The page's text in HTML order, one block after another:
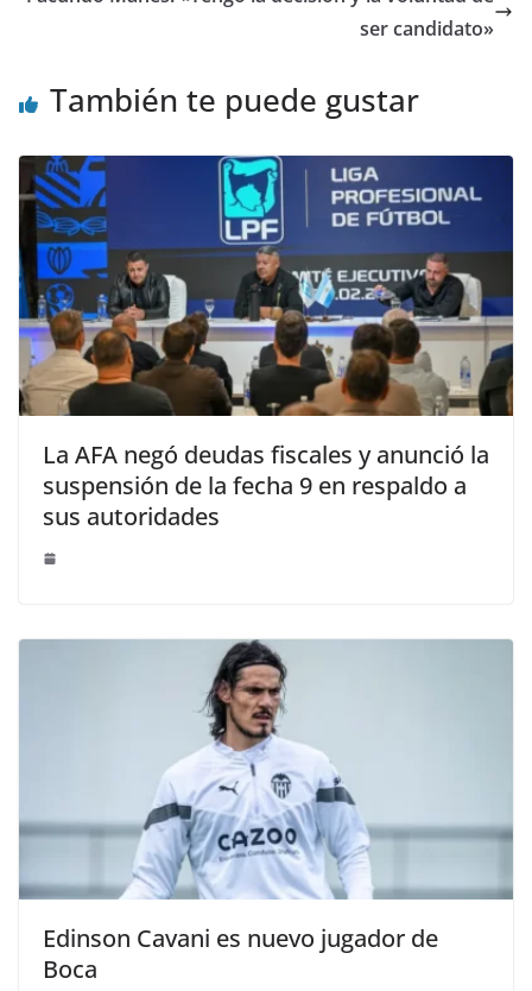
ser candidato»
También te puede gustar
La AFA negó deudas fiscales y anunció la
suspensión de la fecha 9 en respaldo a
sus autoridades
Edinson Cavani es nuevo jugador de
Boca